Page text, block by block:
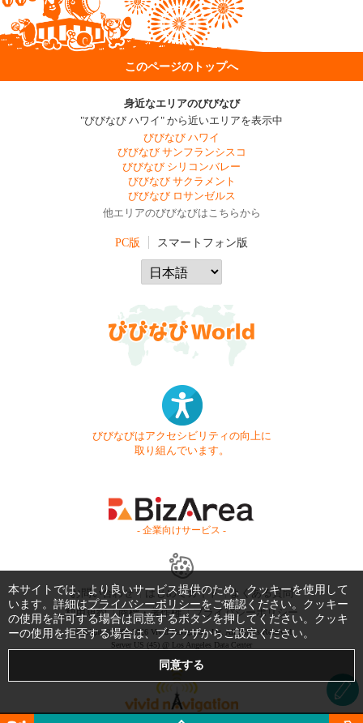
このページのトップへ
身近なエリアのびびなび
"びびなび ハワイ" から近いエリアを表示中
びびなび ハワイ
びびなび サンフランシスコ
びびなび シリコンバレー
びびなび サクラメント
びびなび ロサンゼルス
他エリアのびびなびはこちらから
PC版 スマートフォン版
びびなびはアクセシビリティの向上に
取り組んでいます。
- 企業向けサービス -
お問い合わせ はじめてガイド
よくある質問
利用規約
商標・著作権 プライバシーポリシー
Copyright © 1999-2026 Vivid Navigation, Inc. All Rights Reserved.
Server US (45) @ Los Angeles Data Center
本サイトでは、より良いサービス提供のため、クッキーを使用して
います。詳細はプライバシーポリシーをご確認ください。クッキー
の使用を許可する場合は同意するボタンを押してください。クッキ
ーの使用を拒否する場合は、ブラウザからご設定ください。